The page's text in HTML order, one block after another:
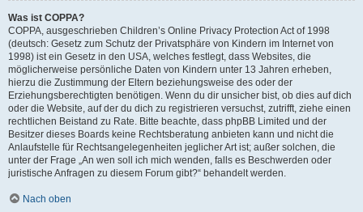
Was ist COPPA?
COPPA, ausgeschrieben Children’s Online Privacy Protection Act of 1998
(deutsch: Gesetz zum Schutz der Privatsphäre von Kindern im Internet von
1998) ist ein Gesetz in den USA, welches festlegt, dass Websites, die
möglicherweise persönliche Daten von Kindern unter 13 Jahren erheben,
hierzu die Zustimmung der Eltern beziehungsweise des oder der
Erziehungsberechtigten benötigen. Wenn du dir unsicher bist, ob dies auf dich
oder die Website, auf der du dich zu registrieren versuchst, zutrifft, ziehe einen
rechtlichen Beistand zu Rate. Bitte beachte, dass phpBB Limited und der
Besitzer dieses Boards keine Rechtsberatung anbieten kann und nicht die
Anlaufstelle für Rechtsangelegenheiten jeglicher Art ist; außer solchen, die
unter der Frage „An wen soll ich mich wenden, falls es Beschwerden oder
juristische Anfragen zu diesem Forum gibt?“ behandelt werden.
Nach oben